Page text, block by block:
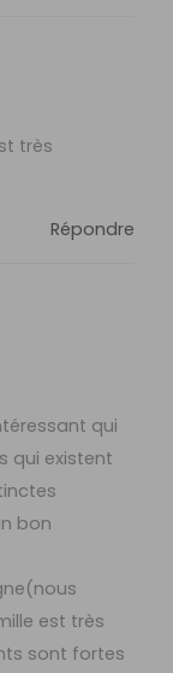
très
Répondre
qui
qui existent
bon
est très
sont fortes